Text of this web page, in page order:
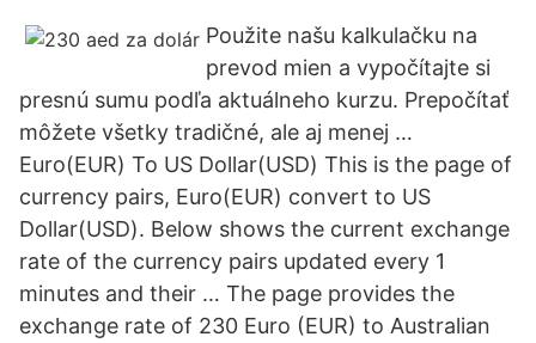
Použite našu kalkulačku na
prevod mien a vypočítajte si
presnú sumu podľa aktuálneho kurzu. Prepočítať
môžete všetky tradičné, ale aj menej …
Euro(EUR) To US Dollar(USD) This is the page of
currency pairs, Euro(EUR) convert to US
Dollar(USD). Below shows the current exchange
rate of the currency pairs updated every 1
minutes and their … The page provides the
exchange rate of 230 Euro (EUR) to Australian